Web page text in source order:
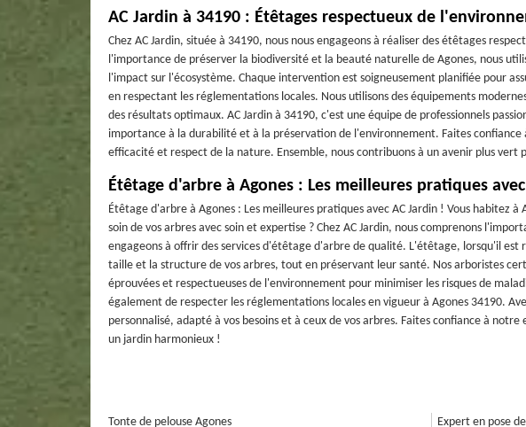
AC Jardin à 34190 : Étêtages respectueux de
Chez AC Jardin, située à 34190, nous nous engageons à réaliser des étêtages
l'importance de préserver la biodiversité et la beauté naturelle de Agones, nous
l'impact sur l'écosystème. Chaque intervention est soigneusement planifiée pour
en respectant les réglementations locales. Nous utilisons des équipements
des résultats optimaux. AC Jardin à 34190, c'est une équipe de professionnels
importance à la durabilité et à la préservation de l'environnement. Faites confiance
efficacité et respect de la nature. Ensemble, nous contribuons à un avenir plus vert
Étêtage d'arbre à Agones : Les meilleures pratiques
Étêtage d'arbre à Agones : Les meilleures pratiques avec AC Jardin ! Vous habitez
soin de vos arbres avec soin et expertise ? Chez AC Jardin, nous comprenons
engageons à offrir des services d'étêtage d'arbre de qualité. L'étêtage, lorsqu'il
taille et la structure de vos arbres, tout en préservant leur santé. Nos arboristes
éprouvées et respectueuses de l'environnement pour minimiser les risques de
également de respecter les réglementations locales en vigueur à Agones 34190.
personnalisé, adapté à vos besoins et à ceux de vos arbres. Faites confiance à
un jardin harmonieux !
Tonte de pelouse Agones Expert en pose